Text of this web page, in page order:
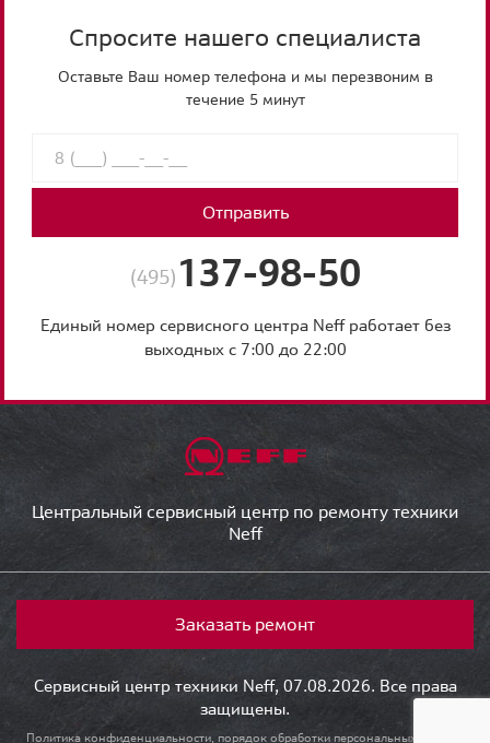
Спросите нашего специалиста
Оставьте Ваш номер телефона и мы перезвоним в
течение 5 минут
Отправить
(495) 137-98-50
Единый номер сервисного центра Neff работает без
выходных с 7:00 до 22:00
Центральный сервисный центр по ремонту техники
Neff
Заказать ремонт
Сервисный центр техники Neff, 07.08.2026. Все права
защищены.
Политика конфиденциальности, порядок обработки персональных данных